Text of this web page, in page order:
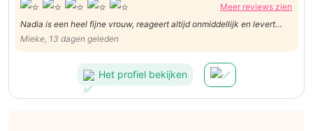
Meer reviews zien
Nadia is een heel fijne vrouw, reageert altijd onmiddellijk en levert
prima werk. Hopelijk heeft ze in de toekomst nog tijd om voor mij nog
wat te werken! Veel dank Nadia!
Mieke, 13 dagen geleden
Het profiel bekijken